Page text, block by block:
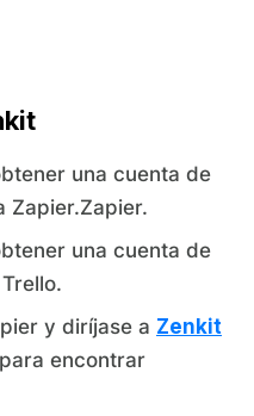
una cuenta de
Zapier.Zapier.
una cuenta de
y diríjase a Zenkit
para encontrar